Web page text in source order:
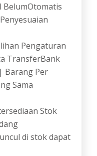
BelumOtomatis
Pengaturan
TransferBank
Barang Per
Sama
Stok
di stok dapat